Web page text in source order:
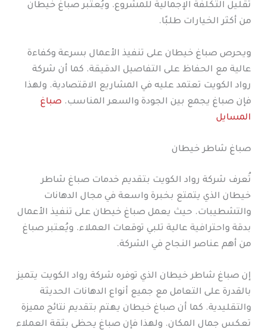
تقليل التكلفة الإجمالية للمشروع. ويُعتبر صباغ خيطان
من أكثر الخيارات طلبًا.
ويحرص صباغ خيطان على تنفيذ الأعمال بسرعة وكفاءة
عالية مع الحفاظ على التفاصيل الدقيقة. كما أن شركة
رواد الكويت تعتمد عليه في المشاريع الاقتصادية. ولهذا
فإن صباغ يجمع بين الجودة والسعر المناسب. صباغ
المسايل
صباغ شاطر خيطان
تُعرف شركة رواد الكويت بتقديم خدمات صباغ شاطر
خيطان الذي يتمتع بخبرة واسعة في مجال الدهانات
والتشطيبات. حيث يعمل صباغ خيطان على تنفيذ الأعمال
بدقة واحترافية عالية تلبي توقعات العملاء. ويُعتبر صباغ
من أهم عناصر النجاح في الشركة.
إن صباغ شاطر خيطان الذي توفره شركة رواد الكويت يتميز
بالقدرة على التعامل مع جميع أنواع الدهانات الحديثة
والتقليدية. كما أن صباغ خيطان يهتم بتقديم نتائج مميزة
تعكس جمال المكان. ولهذا فإن صباغ يحظى بثقة العملاء